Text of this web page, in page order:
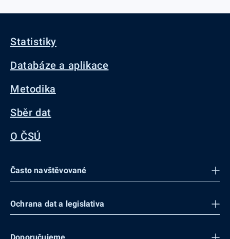
Statistiky
Databáze a aplikace
Metodika
Sběr dat
O ČSÚ
Často navštěvované
Ochrana dat a legislativa